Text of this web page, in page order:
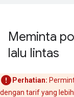
Meminta
lalu lintas
Perhatian:
dengan tarif yang lebih